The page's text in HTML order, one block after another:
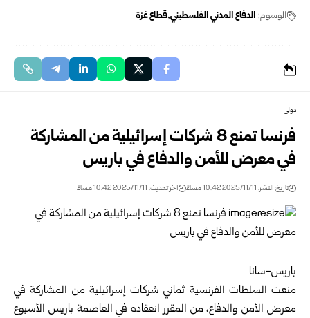
الوسوم: الدفاع المدني الفلسطيني قطاع غزة
دولي
فرنسا تمنع 8 شركات إسرائيلية من المشاركة
في معرض للأمن والدفاع في باريس
تاريخ النشر: 2025/11/11 10:42 مساءً اخر تحديث: 2025/11/11 10:42 مساءً
باريس-سانا
منعت السلطات الفرنسية ثماني شركات إسرائيلية من المشاركة في
معرض الأمن والدفاع، من المقرر انعقاده في العاصمة باريس الأسبوع